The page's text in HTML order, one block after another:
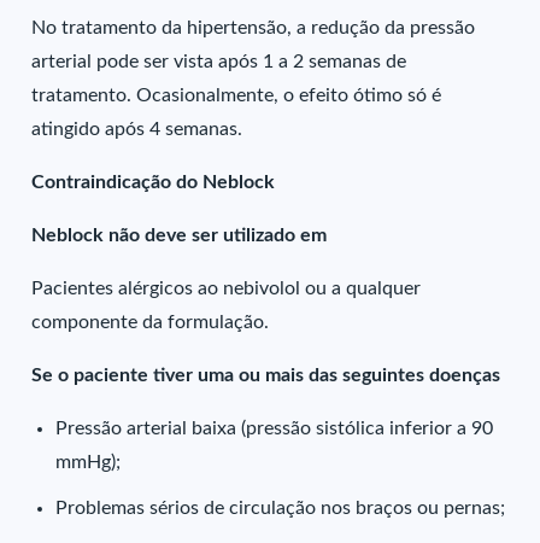
No tratamento da hipertensão, a redução da pressão
arterial pode ser vista após 1 a 2 semanas de
tratamento. Ocasionalmente, o efeito ótimo só é
atingido após 4 semanas.
Contraindicação do Neblock
Neblock não deve ser utilizado em
Pacientes alérgicos ao nebivolol ou a qualquer
componente da formulação.
Se o paciente tiver uma ou mais das seguintes doenças
Pressão arterial baixa (pressão sistólica inferior a 90
mmHg);
Problemas sérios de circulação nos braços ou pernas;